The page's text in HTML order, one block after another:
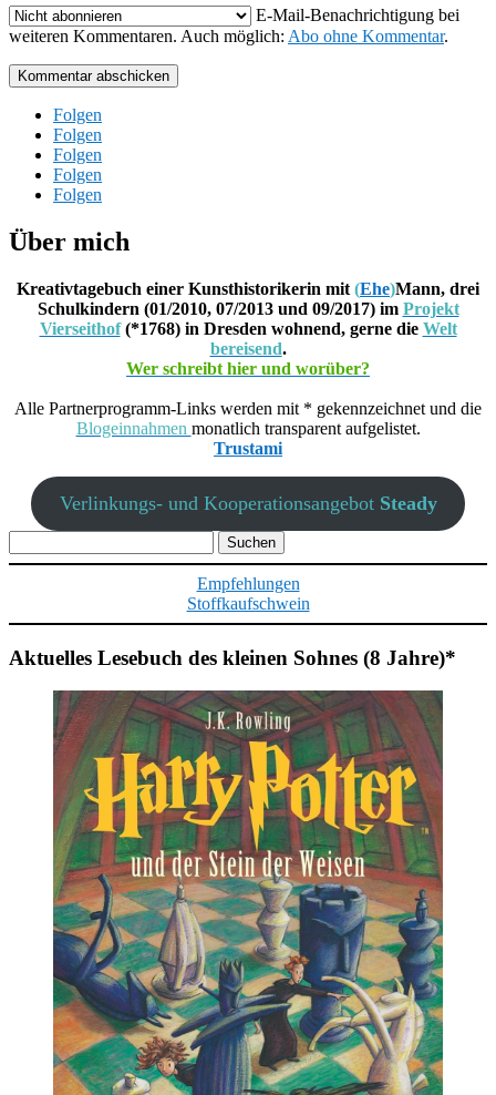
E-Mail-Benachrichtigung bei
weiteren Kommentaren. Auch möglich: Abo ohne Kommentar.
Kommentar abschicken
Folgen
Folgen
Folgen
Folgen
Folgen
Über mich
Kreativtagebuch einer Kunsthistorikerin mit (Ehe)Mann, drei
Schulkindern (01/2010, 07/2013 und 09/2017) im Projekt
Vierseithof(*1768) in Dresden wohnend, gerne die Welt
bereisend.
Wer schreibt hier und worüber?
Alle Partnerprogramm-Links werden mit * gekennzeichnet und die
Blogeinnahmen monatlich transparent aufgelistet.
Trustami
Verlinkungs- und Kooperationsangebot Steady
nach:
Empfehlungen
Stoffkaufschwein
Aktuelles Lesebuch des kleinen Sohnes (8 Jahre)*